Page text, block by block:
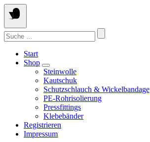
Springen
Sie
zum
Inhalt
Suchen
nach:
Start
Shop
Steinwolle
Kautschuk
Schutzschlauch & Wickelbandage
PE-Rohrisolierung
Pressfittings
Klebebänder
Registrieren
Impressum